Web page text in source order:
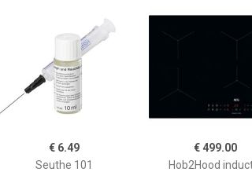
€ 6.49
Seuthe 101
€ 499.00
Hob2Hood